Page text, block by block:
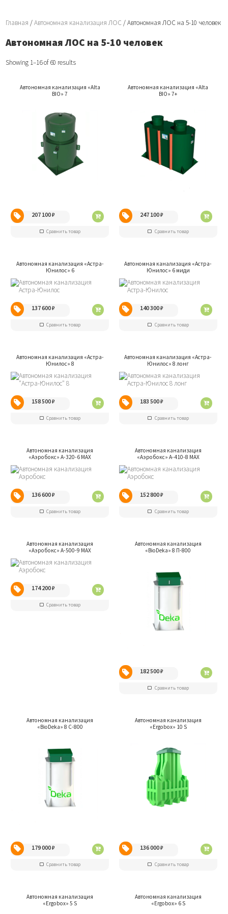
Главная /Автономная канализация ЛОС / Автономная ЛОС на 5-10 человек
Автономная ЛОС на 5-10 человек
Showing 1–16 of 60 results
Автономная канализация «Alta
BIO» 7
207 100₽
Сравнить товар
Автономная канализация «Alta
BIO» 7+
247 100₽
Сравнить товар
Автономная канализация «Aстра-
Юнилос» 6
137 600₽
Сравнить товар
Автономная канализация «Aстра-
Юнилос» 6 миди
140 300₽
Сравнить товар
Автономная канализация «Aстра-
Юнилос» 8
158 500₽
Сравнить товар
Автономная канализация «Aстра-
Юнилос» 8 лонг
183 500₽
Сравнить товар
Автономная канализация
«Aэробокс» А-320-6 МАХ
136 600₽
Сравнить товар
Автономная канализация
«Aэробокс» А-410-8 МАХ
152 800₽
Сравнить товар
Автономная канализация
«Aэробокс» А-500-9 МАХ
174 200₽
Сравнить товар
Автономная канализация
«BioDeka» 8 П-800
182 500₽
Сравнить товар
Автономная канализация
«BioDeka» 8 С-800
179 000₽
Сравнить товар
Автономная канализация
«Ergobox» 10 S
136 000₽
Сравнить товар
Автономная канализация
«Ergobox» 5 S
Автономная канализация
«Ergobox» 6 S